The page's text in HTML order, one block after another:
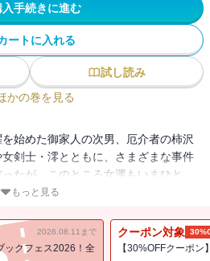
入手続きに進む
ートに入れる
試し読み
かの巻を見る
始めた御家人の次男、厄介者の柿沢
剣士・澪とともに、さまざまな事件
たが、このところ女運もいまひと
ていた。錦絵の大江戸艶小町に描か
胡蝶との情事の最中、なんと琢馬自身
琢馬を探す小雪と澪は、ひょんなこと
もっと見る
2026.08.11まで
ックフェス2026！全
クーポン対象
【30%OFFクーポ